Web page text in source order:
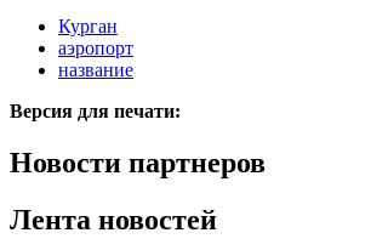
Курган
аэропорт
название
Версия для печати:
Новости партнеров
Лента новостей